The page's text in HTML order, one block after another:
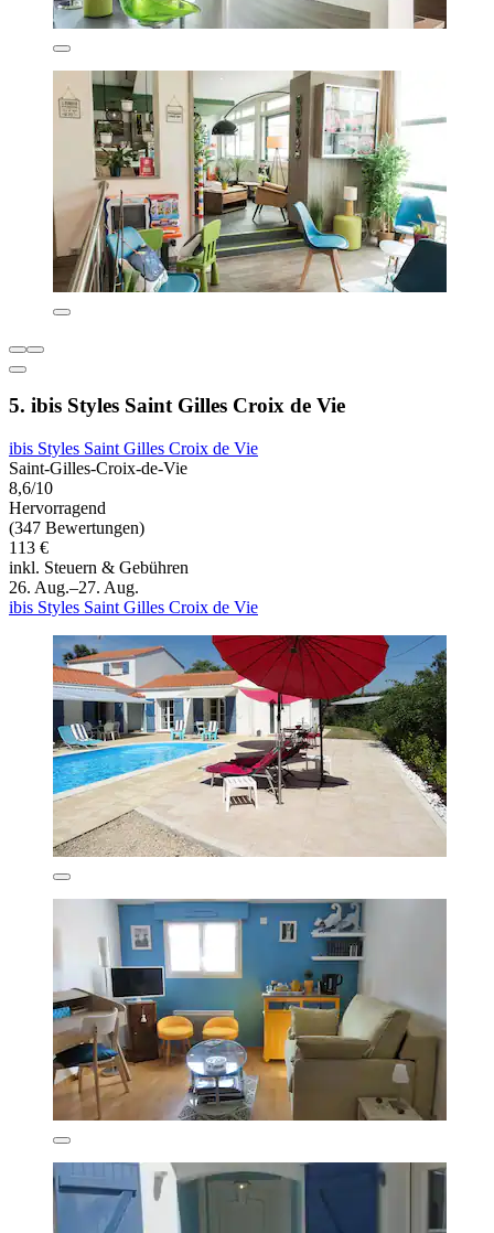
5. ibis Styles Saint Gilles Croix de Vie
ibis Styles Saint Gilles Croix de Vie
Saint-Gilles-Croix-de-Vie
8,6/10
Hervorragend
(347 Bewertungen)
113 €
inkl. Steuern & Gebühren
26. Aug.–27. Aug.
ibis Styles Saint Gilles Croix de Vie